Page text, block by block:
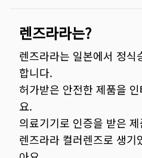
렌즈라라는?
렌즈라라는 일본에서 정식
합니다.
허가받은 안전한 제품을
요.
의료기기로 인증을 받은
렌즈라라 컬러렌즈로 생기